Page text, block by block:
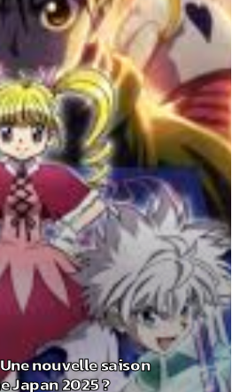
nouvelle saison
Japan 2025 ?